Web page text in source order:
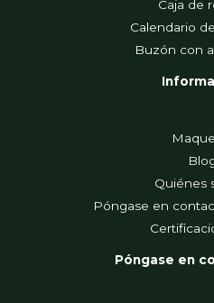
Caja de
Calendario
Buzón con
Quiénes
Póngase en
Póngase en